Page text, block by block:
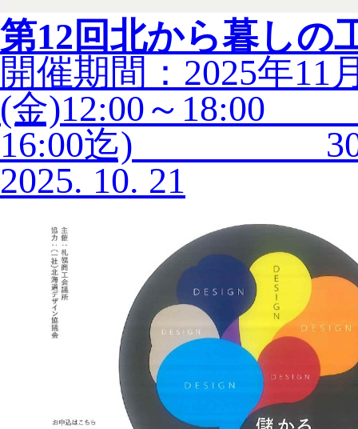
第12回北から暮しの
開催期間：2025年
(金)12:00～18:00
16:00迄) 30
2025. 10. 21